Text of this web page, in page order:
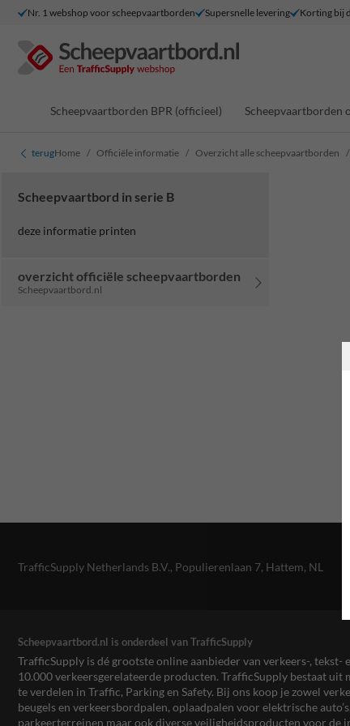
Nr. 1 webshop voor scheepvaartborden Supersnelle levering Korting bij
Scheepvaartborden BPR (officieel) Scheepvaartborden
terugHome Officiële informatie Overzicht alle scheepvaartborden
Scheepvaartbord in serie B
deze informatie printen
overzicht officiële scheepvaartborden
Scheepvaartbord.nl
TrafficSupply Netherlands B.V., Populierenlaan 7, Hattem, NL
Scheepvaartbord.nl is onderdeel van TrafficSupply
TrafficSupply is dé grootste online aanbieder van verkeers-,
10.000 verkeersgerelateerde producten. TrafficSupply bestaat uit
te verdelen in Traffic, Parking en Safety. Bij ons koop je zowel
beugels en verkeersbordpalen, oplaadpalen voor elektrische
parkeerterreinen maar ook diverse veiligheidsproducten voor de